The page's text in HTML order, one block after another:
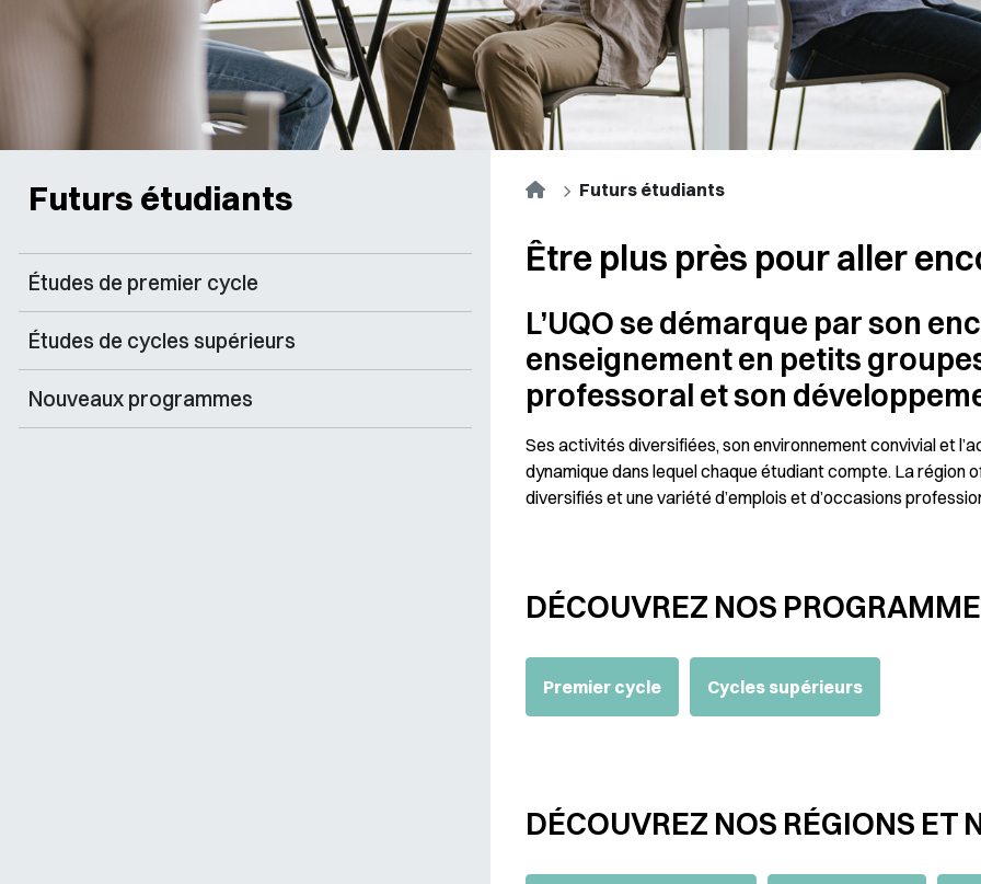
Futurs étudiants
Études de premier cycle
Études de cycles supérieurs
Nouveaux programmes
AccueilFuturs étudiants
Être plus près pour aller
L’UQO se démarque par son
enseignement en petits
professoral et son
Ses activités diversifiées, son environnement convivial et
dynamique dans lequel chaque étudiant compte. La région
diversifiés et une variété d’emplois et d’occasions
DÉCOUVREZ NOS
Premier cycle Cycles supérieurs
DÉCOUVREZ NOS RÉGIONS ET